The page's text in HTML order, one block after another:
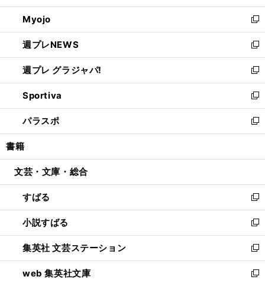
開
く
ウ
で
開
く
ン
ド
ウ
で
開
く
ウ
ィ
ン
ド
ウ
で
開
く
Myojo
新
し
い
ウ
ィ
ン
ド
ウ
で
開
週プレNEWS
新
し
い
ウ
ィ
ン
ド
ウ
開
週プレ グラジャパ!
新
し
い
ウ
ィ
ン
ウ
開
く
Sportiva
新
し
い
ウ
ン
ウ
で
開
く
パラスポ
新
し
ウ
ン
ド
ウ
で
開
く
書籍
文芸・文庫・総合
すばる
新
し
い
ウ
ィ
ン
ド
小説すばる
新
し
い
ウ
ィ
集英社 文芸ステーション
新
し
い
web 集英社文庫
新